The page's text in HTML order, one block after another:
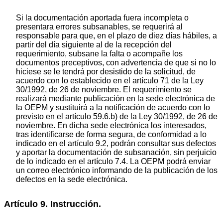
Si la documentación aportada fuera incompleta o
presentara errores subsanables, se requerirá al
responsable para que, en el plazo de diez días hábiles, a
partir del día siguiente al de la recepción del
requerimiento, subsane la falta o acompañe los
documentos preceptivos, con advertencia de que si no lo
hiciese se le tendrá por desistido de la solicitud, de
acuerdo con lo establecido en el artículo 71 de la Ley
30/1992, de 26 de noviembre. El requerimiento se
realizará mediante publicación en la sede electrónica de
la OEPM y sustituirá a la notificación de acuerdo con lo
previsto en el artículo 59.6.b) de la Ley 30/1992, de 26 de
noviembre. En dicha sede electrónica los interesados,
tras identificarse de forma segura, de conformidad a lo
indicado en el artículo 9.2, podrán consultar sus defectos
y aportar la documentación de subsanación, sin perjuicio
de lo indicado en el artículo 7.4. La OEPM podrá enviar
un correo electrónico informando de la publicación de los
defectos en la sede electrónica.
Artículo 9. Instrucción.